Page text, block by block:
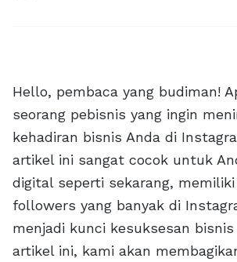
Hello, pembaca yang budiman!
seorang pebisnis yang ingin
kehadiran bisnis Anda di
artikel ini sangat cocok untuk
digital seperti sekarang,
followers yang banyak di
menjadi kunci kesuksesan bisnis
artikel ini, kami akan